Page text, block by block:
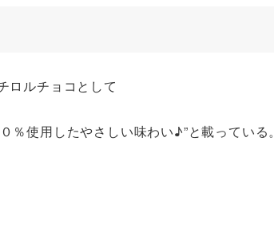
ロルチョコとして
使用したやさしい味わい♪”と載っている。